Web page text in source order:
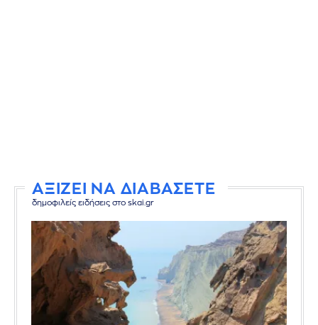
ΑΞΙΖΕΙ ΝΑ ΔΙΑΒΑΣΕΤΕ
δημοφιλείς ειδήσεις στο skai.gr